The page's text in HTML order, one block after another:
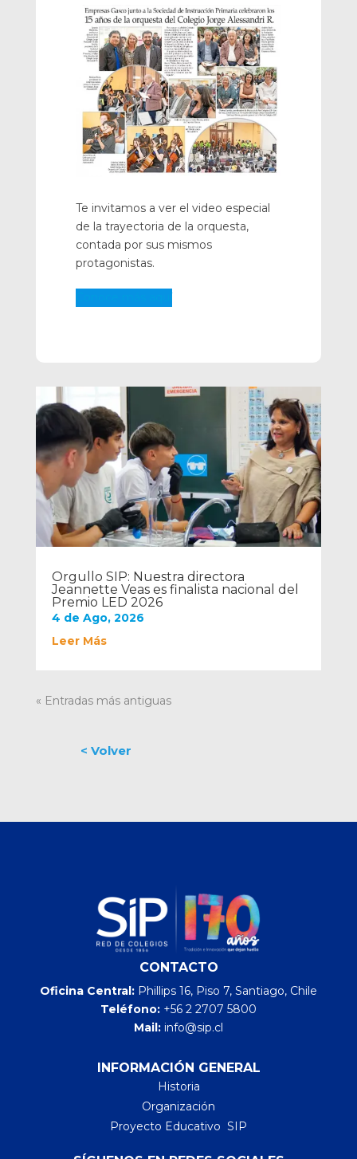
Orgullo SIP: Nuestra directora
Jeannette Veas es finalista nacional del
Premio LED 2026
4 de Ago, 2026
Leer Más
« Entradas más antiguas
Te invitamos a ver el video especial
de la trayectoria de la orquesta,
contada por sus mismos
protagonistas.
CONTACTO
Oficina Central: Phillips 16, Piso 7, Santiago, Chile
Teléfono: +56 2 2707 5800
Mail: info@sip.cl
INFORMACIÓN GENERAL
Historia
Organización
Proyecto Educativo SIP